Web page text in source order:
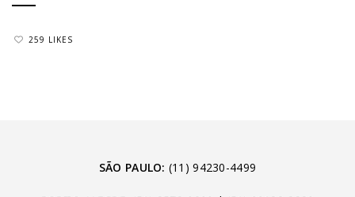
259 LIKES
SÃO PAULO: (11) 94230-4499